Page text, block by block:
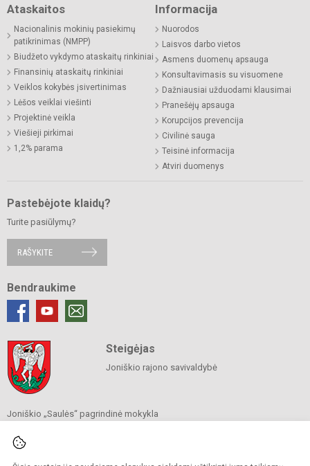
Ataskaitos
Nacionalinis mokinių pasiekimų
patikrinimas (NMPP)
Biudžeto vykdymo ataskaitų rinkiniai
Finansinių ataskaitų rinkiniai
Veiklos kokybės įsivertinimas
Lėšos veiklai viešinti
Projektinė veikla
Viešieji pirkimai
1,2% parama
Informacija
Nuorodos
Laisvos darbo vietos
Asmens duomenų apsauga
Konsultavimasis su visuomene
Dažniausiai užduodami klausimai
Pranešėjų apsauga
Korupcijos prevencija
Civilinė sauga
Teisinė informacija
Atviri duomenys
Pastebėjote klaidų?
Turite pasiūlymų?
RAŠYKITE
Bendraukime
Steigėjas
Joniškio rajono savivaldybė
Joniškio „Saulės“ pagrindinė mokykla
Livonijos g. 6, Joniškis 84124
Tel.(0 426) 60 060
El. p. sekretore@saule.joniskis.lm.lt